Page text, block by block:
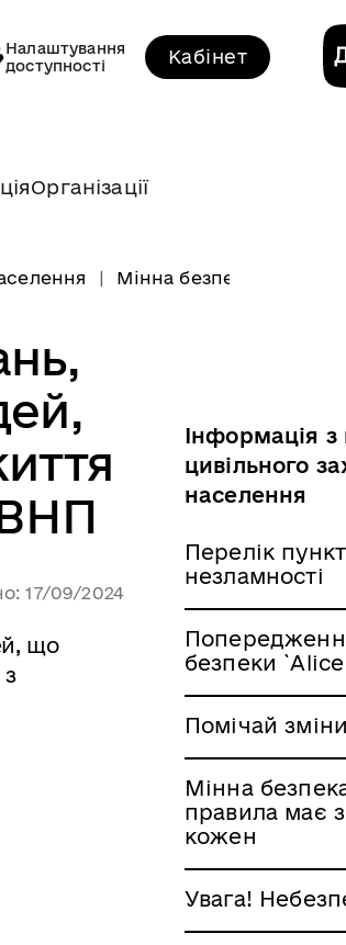
Налаштування
доступності
Кабінет
Організації
Мінна безпека — це
17/09/2024
що
Інформація з
цивільного
населення
Перелік
незламності
безпеки
Помічай зміни
Мінна
правила має
кожен
Увага!